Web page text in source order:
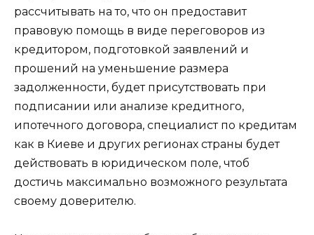
рассчитывать на то, что он предоставит
правовую помощь в виде переговоров из
кредитором, подготовкой заявлений и
прошений на уменьшение размера
задолженности, будет присутствовать при
подписании или анализе кредитного,
ипотечного договора, специалист по кредитам
как в Киеве и других регионах страны будет
действовать в юридическом поле, чтоб
достичь максимально возможного результата
своему доверителю.